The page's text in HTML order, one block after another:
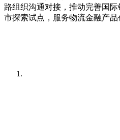
路组织沟通对接，推动完善国
市探索试点，服务物流金融产品